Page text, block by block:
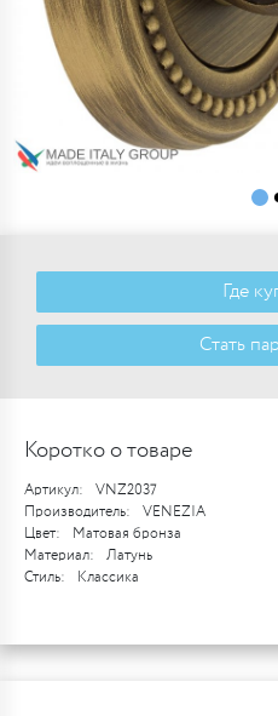
Где
Стать
Коротко о товаре
Артикул:
VNZ2037
Производитель:
VENEZIA
Цвет:
Матовая бронза
Материал:
Латунь
Стиль:
Классика